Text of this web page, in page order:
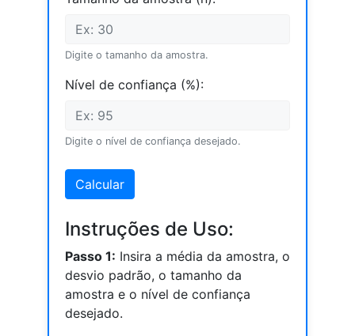
Digite o tamanho da amostra.
Nível de confiança (%):
Digite o nível de confiança desejado.
Calcular
Instruções de Uso:
Passo 1: Insira a média da amostra, o
desvio padrão, o tamanho da
amostra e o nível de confiança
desejado.